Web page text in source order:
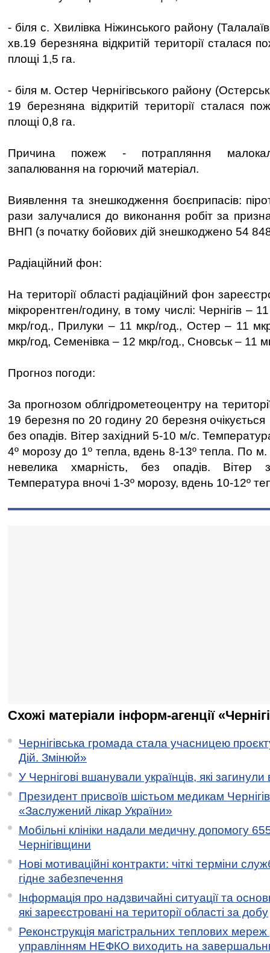
- біля с. Хвилівка Ніжинського району
хв.19 березняна відкритій території сталася
площі 1,5 га.
- біля м. Остер Чернігівського району
19 березняна відкритій території сталася
площі 0,8 га.
Причина пожеж - потрапляння
запалювання на горючий матеріал.
Виявлення та знешкодження боєприпасів:
рази залучалися до виконання робіт за
ВНП (з початку бойових дій знешкоджено 54
Радіаційний фон:
На території області радіаційний фон
мікрорентген/годину, в тому числі: Чернігів –
мкр/год., Прилуки – 11 мкр/год., Остер – 11
мкр/год, Семенівка – 12 мкр/год., Сновськ – 11
Прогноз погоди:
За прогнозом облгідрометеоцентру на
19 березня по 20 годину 20 березня
без опадів. Вітер західний 5-10 м/с.
4º морозу до 1º тепла, вдень 8-13º тепла. По м.
невелика хмарність, без опадів. Вітер
Температура вночі 1-3º морозу, вдень 10-12º
Схожі матеріали інформ-агенції
Чернігівська громада стала учасницею
Дій. Змінюй»
У Чернігові вшанували українців, які загинули
Президент присвоїв шістьом медикам
«Заслужений лікар України»
Мобільні клініки надали медичну допомогу
Чернігівщини
Нові мотиваційні контракти: чіткі терміни
гідне забезпечення
Інформація про надзвичайні ситуації та
які зареєстровані на території області за добу
Реконструкція магістральних теплових мереж
управлінням НЕФКО виходить на